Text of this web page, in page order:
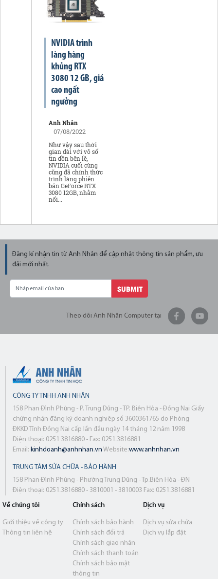
NVIDIA trình
làng hàng
khủng RTX
3080 12 GB, giá
cao ngất
ngưởng
Anh Nhân
07/08/2022
Như vậy sau thời
gian dài với vô số
tin đồn bên lề,
NVIDIA cuối cùng
cũng đã chính thức
trình làng phiên
bản GeForce RTX
3080 12GB, nhằm
nối...
Đăng kí nhận tin từ Anh Nhân để cập nhật thông tin sản phẩm, ưu
đãi mới nhất.
SUBMIT
Theo dõi Anh Nhân Computer tại
CÔNG TY TNHH ANH NHÂN
158 Phan Đình Phùng - P. Trung Dũng - TP. Biên Hòa - Đồng Nai Giấy
chứng nhận đăng ký doanh nghiệp số 3600361765 do Phòng
ĐKKD Tỉnh Đồng Nai cấp lần đầu ngày 14 tháng 12 năm 1998
Điện thoại: 0251 3816880 - Fax: 0251.3816881
Email: kinhdoanh@anhnhan.vn Website:www.anhnhan.vn
TRUNG TÂM SỬA CHỮA - BẢO HÀNH
158 Phan Đình Phùng - Phường Trung Dũng - Tp.Biên Hòa - ĐN
Điện thoại: 0251.3816880 - 3810001 - 3810003 Fax: 0251.3816881
Về chúng tôi
Giới thiệu về công ty
Thông tin liên hệ
Chính sách
Chính sách bảo hành
Chính sách đổi trả
Chính sách giao nhận
Chính sách thanh toán
Chính sách bảo mật
thông tin
Dịch vụ
Dịch vụ sửa chữa
Dịch vụ lắp đặt